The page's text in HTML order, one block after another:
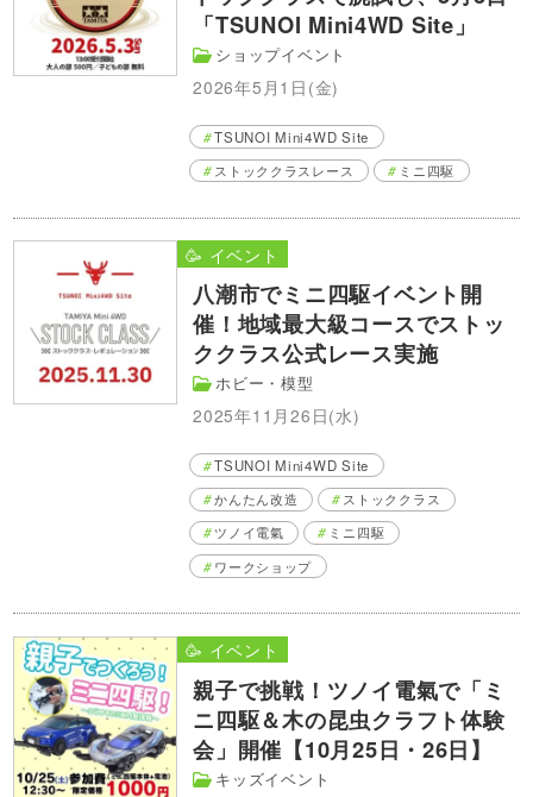
「TSUNOI Mini4WD Site」
ショップイベント
2026年5月1日(金)
TSUNOI Mini4WD Site
ストッククラスレース
ミニ四駆
八潮市でミニ四駆イベント開
催！地域最大級コースでストッ
ククラス公式レース実施
ホビー・模型
2025年11月26日(水)
🥳 イベント
TSUNOI Mini4WD Site
かんたん改造
ストッククラス
ツノイ電氣
ミニ四駆
ワークショップ
親子で挑戦！ツノイ電氣で「ミ
ニ四駆＆木の昆虫クラフト体験
会」開催【10月25日・26日】
キッズイベント
🥳 イベント